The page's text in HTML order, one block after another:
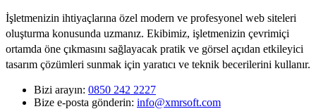
İşletmenizin ihtiyaçlarına özel modern ve profesyonel web siteleri
oluşturma konusunda uzmanız. Ekibimiz, işletmenizin çevrimiçi
ortamda öne çıkmasını sağlayacak pratik ve görsel açıdan etkileyici
tasarım çözümleri sunmak için yaratıcı ve teknik becerilerini kullanır.
Bizi arayın: 0850 242 2227
Bize e-posta gönderin: info@xmrsoft.com